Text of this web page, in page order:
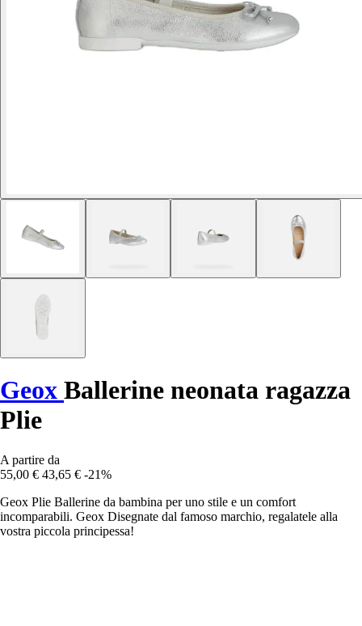
Geox Ballerine neonata ragazza
Plie
A partire da
55,00 € 43,65 € -21%
Geox Plie Ballerine da bambina per uno stile e un comfort
incomparabili. Geox Disegnate dal famoso marchio, regalatele alla
vostra piccola principessa!